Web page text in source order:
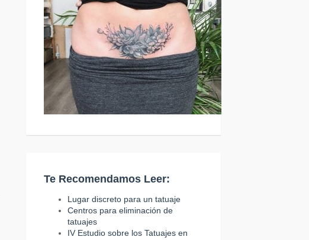
Te Recomendamos Leer:
Lugar discreto para un tatuaje
Centros para eliminación de
tatuajes
IV Estudio sobre los Tatuajes en